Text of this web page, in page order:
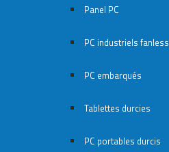
Panel PC
PC industriels fanless
PC embarqués
Tablettes durcies
PC portables durcis